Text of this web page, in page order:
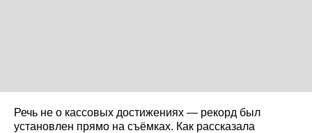
Речь не о кассовых достижениях — рекорд был
установлен прямо на съёмках. Как рассказала